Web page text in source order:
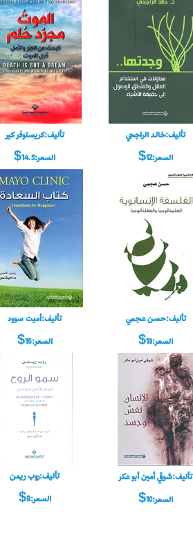
تأليف:خالد الراجحي
السعر:12$
تأليف:كريستوفر كير
السعر:14.5$
تأليف:حسن عجمي
السعر:13$
تأليف:أميت سوود
السعر:16$
تأليف:شوقي أمين أبو عكر
السعر:10$
تأليف:روب ريمن
السعر:8$